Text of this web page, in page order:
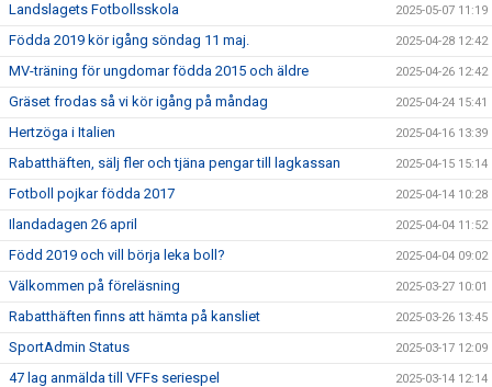
Landslagets Fotbollsskola 2025-05-07 11:19
Födda 2019 kör igång söndag 11 maj. 2025-04-28 12:42
MV-träning för ungdomar födda 2015 och äldre 2025-04-26 12:42
Gräset frodas så vi kör igång på måndag 2025-04-24 15:41
Hertzöga i Italien 2025-04-16 13:39
Rabatthäften, sälj fler och tjäna pengar till lagkassan 2025-04-15 15:14
Fotboll pojkar födda 2017 2025-04-14 10:28
Ilandadagen 26 april 2025-04-04 11:52
Född 2019 och vill börja leka boll? 2025-04-04 09:02
Välkommen på föreläsning 2025-03-27 10:01
Rabatthäften finns att hämta på kansliet 2025-03-26 13:45
SportAdmin Status 2025-03-17 12:09
47 lag anmälda till VFFs seriespel 2025-03-14 12:14